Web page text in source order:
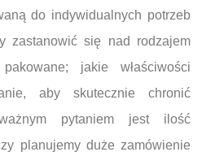
do indywidualnych potrzeb
zastanowić się nad rodzajem
jakie właściwości
aby skutecznie chronić
pytaniem jest ilość
planujemy duże zamówienie